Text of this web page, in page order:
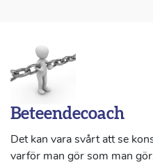
Beteendecoach
Det kan vara svårt att se
varför man gör som man